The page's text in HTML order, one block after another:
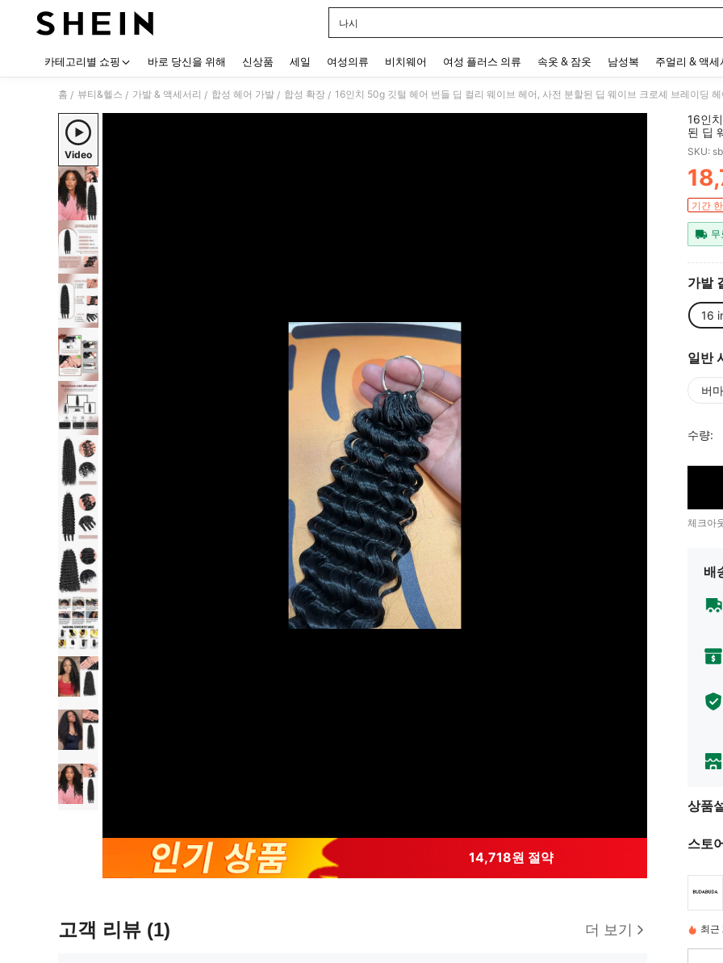
나시
카테고리별 쇼핑 바로 당신을 위해 신상품 세일 여성의류 비치웨어 여성 플러스 의류 속옷 & 잠옷 남성복 주얼리 & 액세
홈 / 뷰티&헬스 / 가발 & 액세서리 / 합성 헤어 가발 / 합성 확장 /
Video
14,718원 절약
고객 리뷰 (1) 더 보기
16인
된 딥
어 익
SKU:
기간
무
가발
16
일반
버
수량:
체크아
배
상품
스토
최근